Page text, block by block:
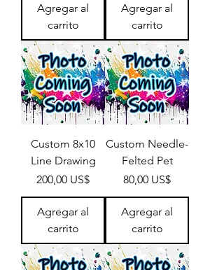
Agregar al
carrito
Agregar al
carrito
Custom 8x10
Line Drawing
Precio
200,00 US$
Agregar al
carrito
Custom Needle-
Felted Pet
Precio
80,00 US$
Agregar al
carrito